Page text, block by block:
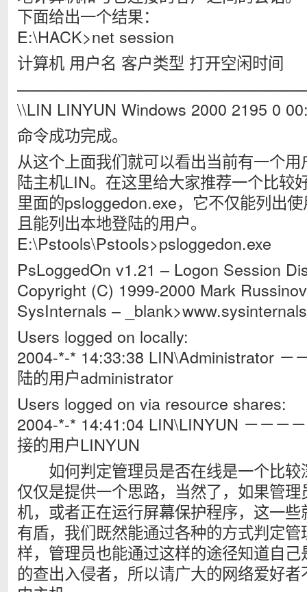
下面给出一个结果：
E:\HACK>net session
计算机 用户名 客户类型 打开空闲时间
\\LIN LINYUN Windows 2000 2195 0
命令成功完成。
从这个上面我们就可以看出当前有一个
陆主机LIN。在这里给大家推荐一个比
里面的psloggedon.exe，它不仅能列出
且能列出本地登陆的用户。
E:\Pstools\Pstools>psloggedon.exe
PsLoggedOn v1.21 – Logon Session
Copyright (C) 1999-2000 Mark
SysInternals –
Users logged on locally:
2004-*-* 14:33:38 LIN\Administrator －
陆的用户administrator
Users logged on via resource shares:
2004-*-* 14:41:04 LIN\LINYUN －－－
接的用户LINYUN
如何判定管理员是否在线是一个比较
仅仅是提供一个思路，当然了，如果管
机，或者正在运行屏幕保护程序，这一
有盾，我们既然能通过各种的方式判定
样，管理员也能通过这样的途径知道自
的查出入侵者，所以请广大的网络爱好